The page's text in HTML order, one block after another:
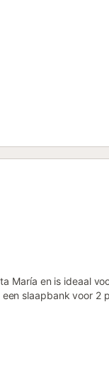
María en is ideaal
slaapbank voor 2
voor een
en openbaar
El Buzo en La Muralla